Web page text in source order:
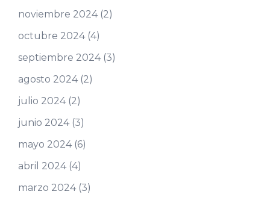
noviembre 2024(2)
octubre 2024(4)
septiembre 2024(3)
agosto 2024(2)
julio 2024(2)
junio 2024(3)
mayo 2024(6)
abril 2024(4)
marzo 2024(3)